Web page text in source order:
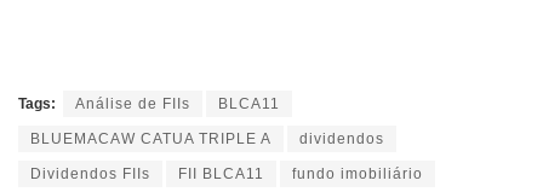
Tags: Análise de FIIs BLCA11
BLUEMACAW CATUA TRIPLE A dividendos
Dividendos FIIs FII BLCA11 fundo imobiliário